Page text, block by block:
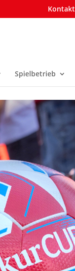
Kontakt
Spielbetrieb